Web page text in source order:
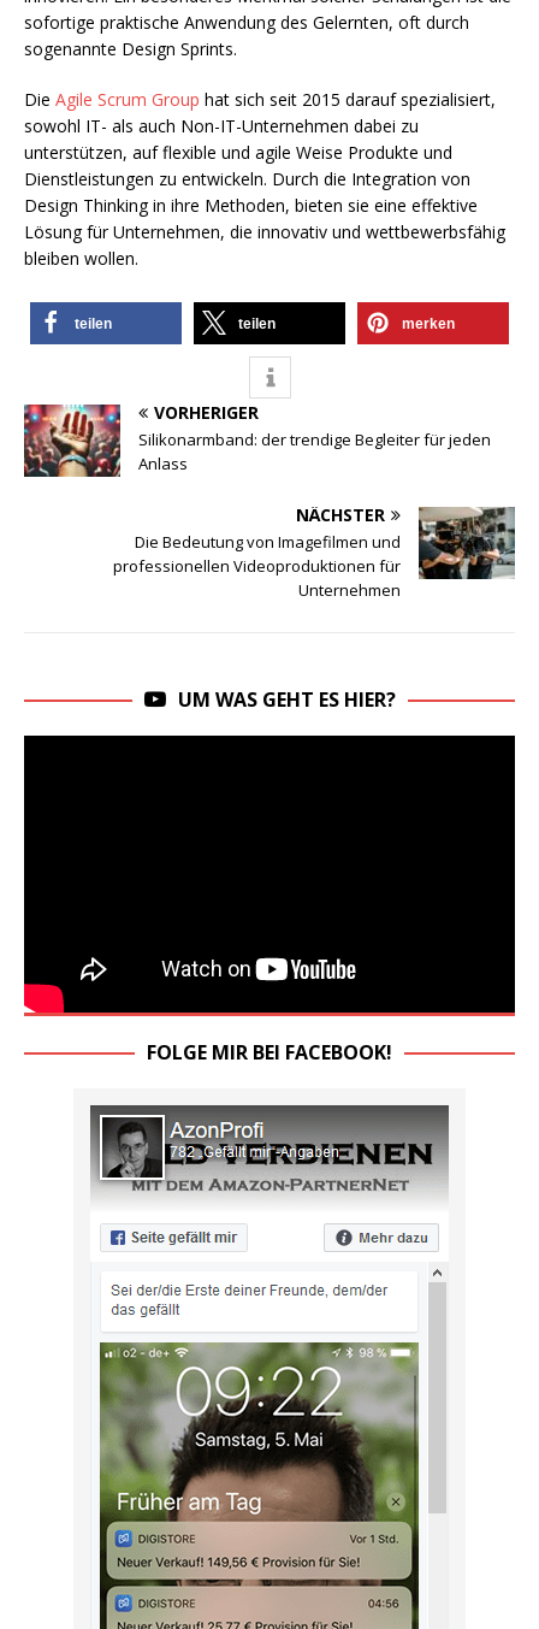
sofortige praktische Anwendung des Gelernten, oft durch
sogenannte Design Sprints.
Die Agile Scrum Group hat sich seit 2015 darauf spezialisiert,
sowohl IT- als auch Non-IT-Unternehmen dabei zu
unterstützen, auf flexible und agile Weise Produkte und
Dienstleistungen zu entwickeln. Durch die Integration von
Design Thinking in ihre Methoden, bieten sie eine effektive
Lösung für Unternehmen, die innovativ und wettbewerbsfähig
bleiben wollen.
teilen teilen merken
VORHERIGER
Silikonarmband: der trendige Begleiter für jeden
Anlass
NÄCHSTER
Die Bedeutung von Imagefilmen und
professionellen Videoproduktionen für
Unternehmen
UM WAS GEHT ES HIER?
FOLGE MIR BEI FACEBOOK!